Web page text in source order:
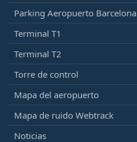
Parking Aeropuerto Barcelona
Terminal T1
Terminal T2
Torre de control
Mapa del aeropuerto
Mapa de ruido Webtrack
Noticias